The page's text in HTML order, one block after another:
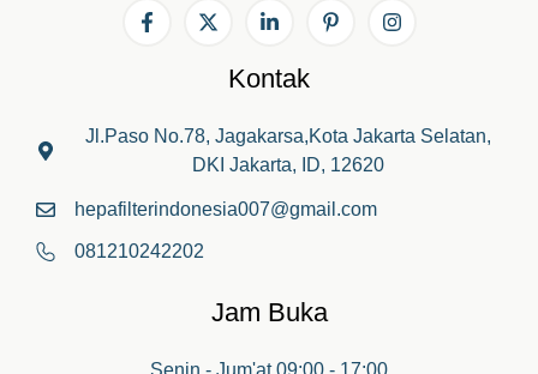
Kontak
Jl.Paso No.78, Jagakarsa,Kota Jakarta Selatan,
DKI Jakarta, ID, 12620
hepafilterindonesia007@gmail.com
081210242202
Jam Buka